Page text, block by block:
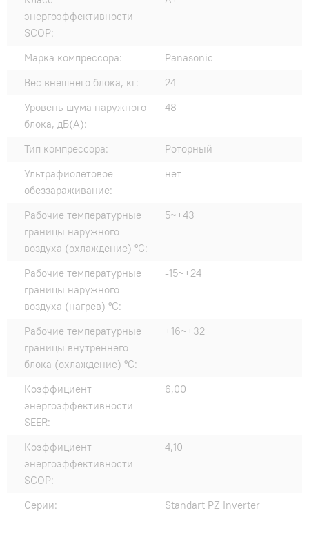
энергоэффективности
SCOP:
Марка компрессора:
Panasonic
Вес внешнего блока, кг:
24
Уровень шума наружного
блока, дБ(А):
48
Тип компрессора:
Роторный
Ультрафиолетовое
обеззараживание:
нет
Рабочие температурные
границы наружного
воздуха (охлаждение) °C:
5~+43
Рабочие температурные
границы наружного
воздуха (нагрев) °C:
-15~+24
Рабочие температурные
границы внутреннего
блока (охлаждение) °C:
+16~+32
Коэффициент
энергоэффективности
SEER:
6,00
Коэффициент
энергоэффективности
SCOP:
4,10
Серии: Standart PZ Inverter